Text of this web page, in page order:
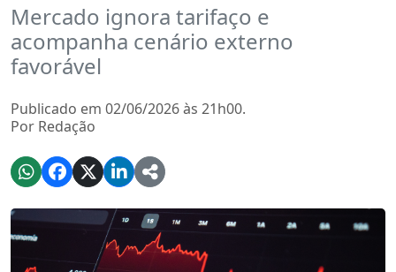
Mercado ignora tarifaço e
acompanha cenário externo
favorável
Publicado em 02/06/2026 às 21h00.
Por Redação